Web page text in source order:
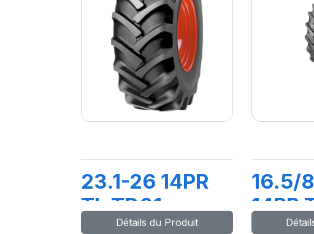
23.1-26 14PR
TL TD01
Détails du Produit
16.5/
14PR